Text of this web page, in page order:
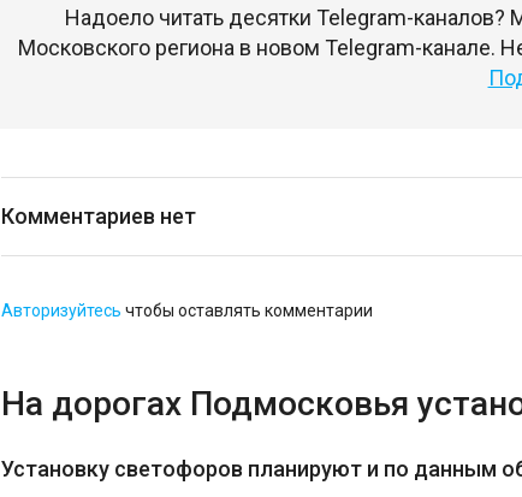
Надоело читать десятки Telegram-
Московского региона в новом Telegram-канале.
Комментариев нет
Авторизуйтесь чтобы оставлять комментарии
На дорогах Подмосковья
Установку светофоров планируют и по данным